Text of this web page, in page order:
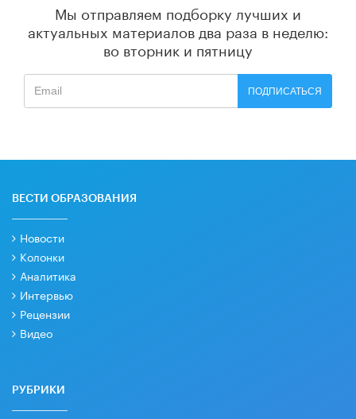
Мы отправляем подборку лучших и
актуальных материалов два раза в неделю:
во вторник и пятницу
ПОДПИСАТЬСЯ
ВЕСТИ ОБРАЗОВАНИЯ
Новости
Колонки
Аналитика
Интервью
Рецензии
Видео
РУБРИКИ